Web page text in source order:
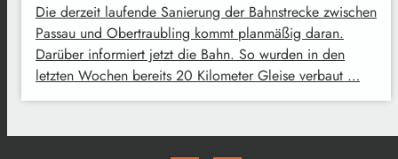
Die derzeit laufende Sanierung der Bahnstrecke zwischen
Passau und Obertraubling kommt planmäßig daran.
Darüber informiert jetzt die Bahn. So wurden in den
letzten Wochen bereits 20 Kilometer Gleise verbaut …